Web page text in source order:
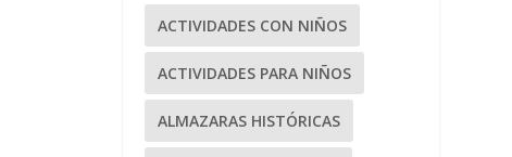
ACTIVIDADES CON NIÑOS
ACTIVIDADES PARA NIÑOS
ALMAZARAS HISTÓRICAS